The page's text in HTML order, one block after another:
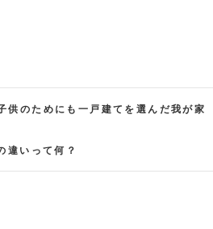
供のためにも一戸建てを選んだ我が家
違いって何？